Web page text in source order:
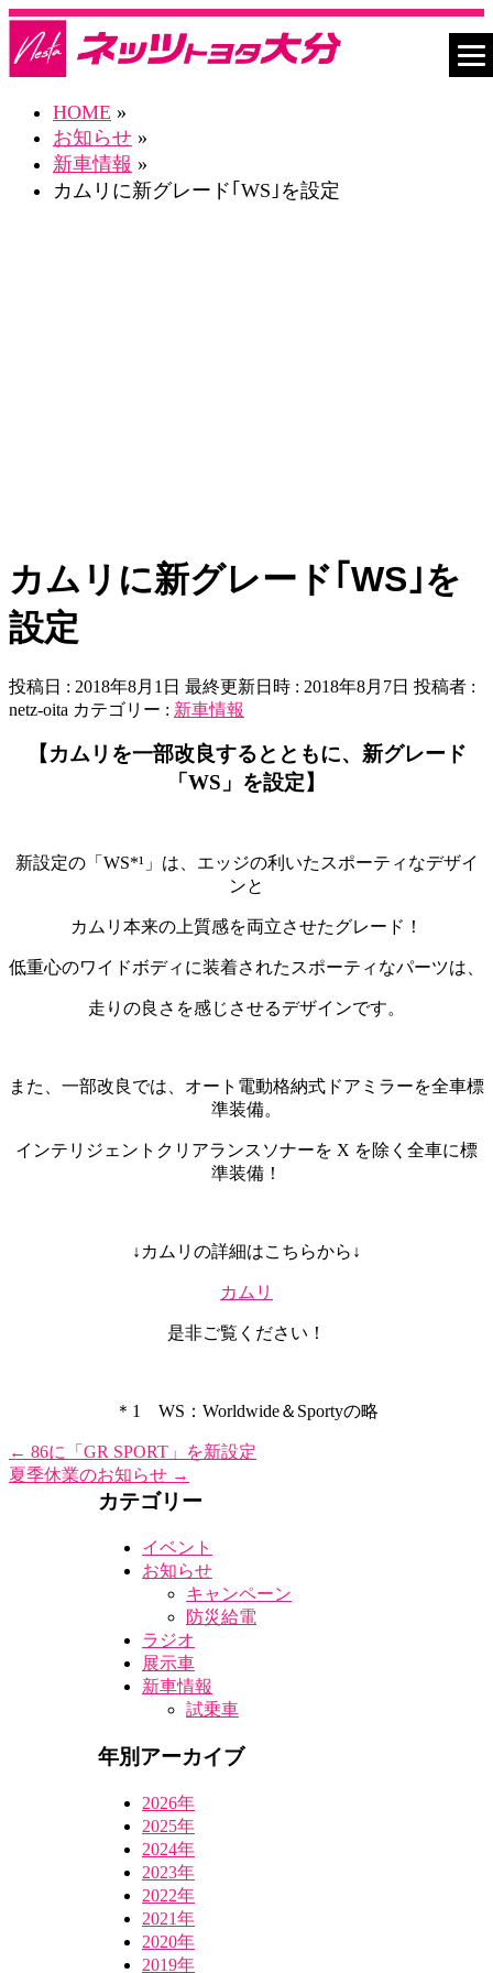
HOME »
お知らせ »
新車情報 »
カムリに新グレード｢WS｣を設定
カムリに新グレード｢WS｣を
設定
投稿日 : 2018年8月1日 最終更新日時 : 2018年8月7日 投稿者 :
netz-oita カテゴリー : 新車情報
【カムリを一部改良するとともに、新グレード
「WS」を設定】
新設定の「WS*¹」は、エッジの利いたスポーティなデザイ
ンと
カムリ本来の上質感を両立させたグレード！
低重心のワイドボディに装着されたスポーティなパーツは、
走りの良さを感じさせるデザインです。
また、一部改良では、オート電動格納式ドアミラーを全車標
準装備。
インテリジェントクリアランスソナーを X を除く全車に標
準装備！
↓カムリの詳細はこちらから↓
カムリ
是非ご覧ください！
＊1 WS：Worldwide＆Sportyの略
← 86に「GR SPORT」を新設定
夏季休業のお知らせ →
カテゴリー
イベント
お知らせ
キャンペーン
防災給電
ラジオ
展示車
新車情報
試乗車
年別アーカイブ
2026年
2025年
2024年
2023年
2022年
2021年
2020年
2019年